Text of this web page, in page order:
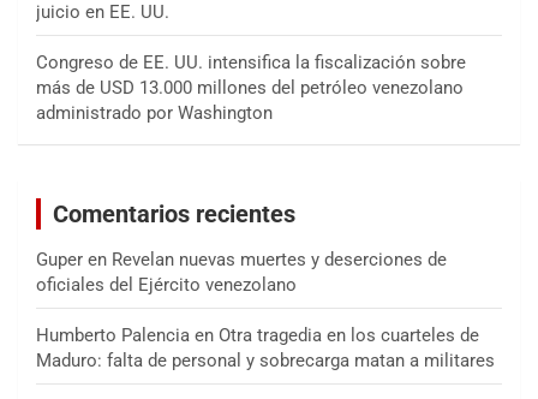
juicio en EE. UU.
Congreso de EE. UU. intensifica la fiscalización sobre
más de USD 13.000 millones del petróleo venezolano
administrado por Washington
Comentarios recientes
Guper en Revelan nuevas muertes y deserciones de
oficiales del Ejército venezolano
Humberto Palencia en Otra tragedia en los cuarteles de
Maduro: falta de personal y sobrecarga matan a militares